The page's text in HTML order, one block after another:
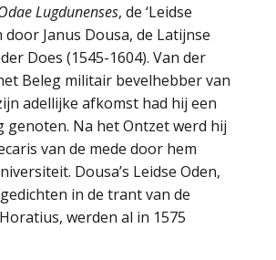
Lugdunenses, de ‘Leidse
door Janus Dousa, de Latijnse
Does (1545-1604). Van der
Beleg militair bevelhebber van
adellijke afkomst had hij een
genoten. Na het Ontzet werd hij
van de mede door hem
Dousa’s Leidse Oden,
in de trant van de
werden al in 1575